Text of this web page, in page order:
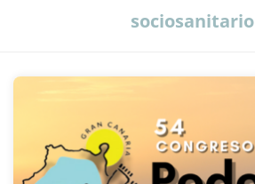
sociosanitario